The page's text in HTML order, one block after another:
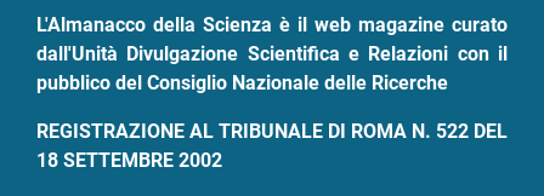
L'Almanacco della Scienza è il web magazine curato
dall'Unità Divulgazione Scientifica e Relazioni con il
pubblico del Consiglio Nazionale delle Ricerche
REGISTRAZIONE AL TRIBUNALE DI ROMA N. 522 DEL
18 SETTEMBRE 2002